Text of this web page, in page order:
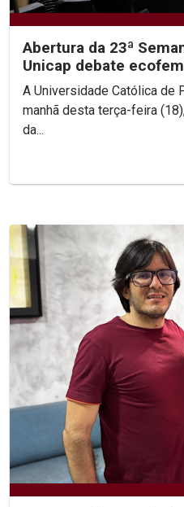
Abertura da 23ª
Unicap debate
hierarquias religiosas
A Universidade Católica de
manhã desta terça-feira
da...